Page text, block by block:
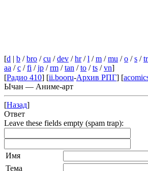
[d | b /bro /cu /dev /hr/l /m /mu /o /s /
aa /c /fi /jp /rm /tan /to /ts /vn]
[Радио 410] [ii.booru-Архив РПГ] [
Ычан — Аниме-арт
[Назад]
Ответ
Leave these fields empty (spam trap):
Имя
Тема